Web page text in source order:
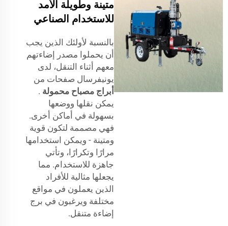
متينة وطويلة الأمد
للاستخدام الصناعي
بالنسبة لأولئك الذين يجب
أن يحملوا مصدر إضاءتهم
معهم أثناء التنقل، لدى
يونيفرسال صفحات من
أبراج مصباح محمولة .
يمكن نقلها ووضعها
بسهولة في أماكن أخرى.
فهي مصممة لتكون قوية
ومتينة - ويمكن استخدامها
مرارًا وتكرارًا، وتأتي
جاهزة للاستخدام. مما
يجعلها مثالية للأفراد
الذين يعملون في مواقع
مختلفة ويرغبون في برج
إضاءة متنقل.